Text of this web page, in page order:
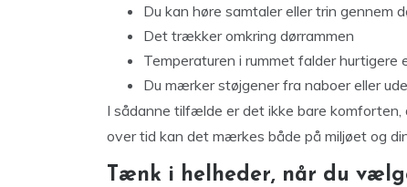
Du kan høre samtaler eller trin gennem
Det trækker omkring dørrammen
Temperaturen i rummet falder hurtigere
Du mærker støjgener fra naboer eller
I sådanne tilfælde er det ikke bare komforten,
over tid kan det mærkes både på miljøet og
Tænk i helheder, når du